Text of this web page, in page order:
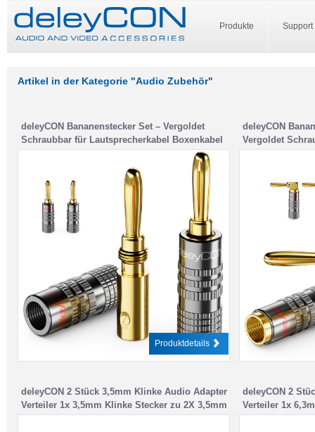
Produkte Support
Artikel in der Kategorie "Audio Zubehör"
deleyCON Bananenstecker Set – Vergoldet
Schraubbar für Lautsprecherkabel Boxenkabel
0,75 mm – 4,5 mm & z. B. HiFi Audio Heimkino
Produktdetails
deleyCON
Vergoldet
Boxenkabel
deleyCON 2 Stück 3,5mm Klinke Audio Adapter
Verteiler 1x 3,5mm Klinke Stecker zu 2X 3,5mm
Klinke Buchse Receiver Heimkino
deleyCON 2
Verteiler 1x
Klinke Buchse